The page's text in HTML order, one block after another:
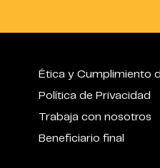
Ética y Cumplimiento
Política de Privacidad
Trabaja con nosotros
Beneficiario final